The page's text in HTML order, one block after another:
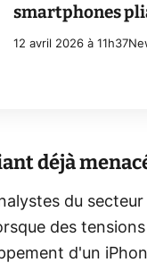
smartphones
12 avril 2026 à 11h37
déjà
du
des
d'un